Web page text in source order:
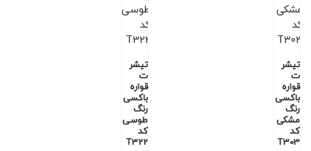
تیشر
ت
قواره
باکسی
رنگ
مشکی
کد
T303
تیشر
ت
قواره
باکسی
رنگ
طوسی
کد
T322